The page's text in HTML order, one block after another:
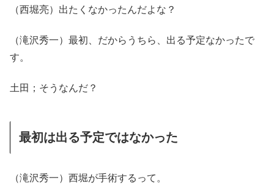
（西堀亮）出たくなかったんだよな？
（滝沢秀一）最初、だからうちら、出る予定なかったで
す。
土田；そうなんだ？
最初は出る予定ではなかった
（滝沢秀一）西堀が手術するって。